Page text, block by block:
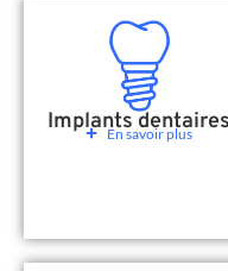
Implants dentaires
En savoir plus